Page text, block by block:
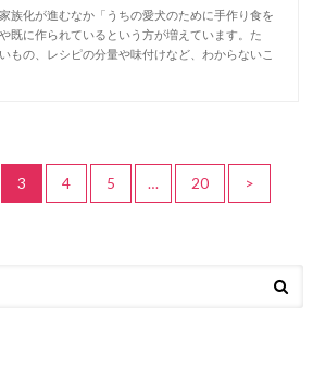
族化が進むなか「うちの愛犬のために手作り食を
既に作られているという方が増えています。た
もの、レシピの分量や味付けなど、わからないこ
3 4 5 … 20 >